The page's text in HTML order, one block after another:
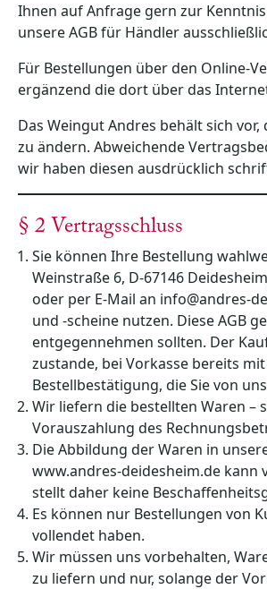
Ihnen auf Anfrage gern zur
unsere AGB für Händler
Für Bestellungen über den Online-
ergänzend die dort über das
Das Weingut Andres behält sich
zu ändern. Abweichende
wir haben diesen ausdrücklich
§ 2 Vertragsschluss
Sie können Ihre Bestellung
Weinstraße 6, D-67146
oder per E-Mail an info@andres-
und -scheine nutzen. Diese AGB
entgegennehmen sollten. Der
zustande, bei Vorkasse bereits
Bestellbestätigung, die Sie von
Wir liefern die bestellten Waren –
Vorauszahlung des
Die Abbildung der Waren in
www.andres-deidesheim.de kann
stellt daher keine
Es können nur Bestellungen von
vollendet haben.
Wir müssen uns vorbehalten,
zu liefern und nur, solange der